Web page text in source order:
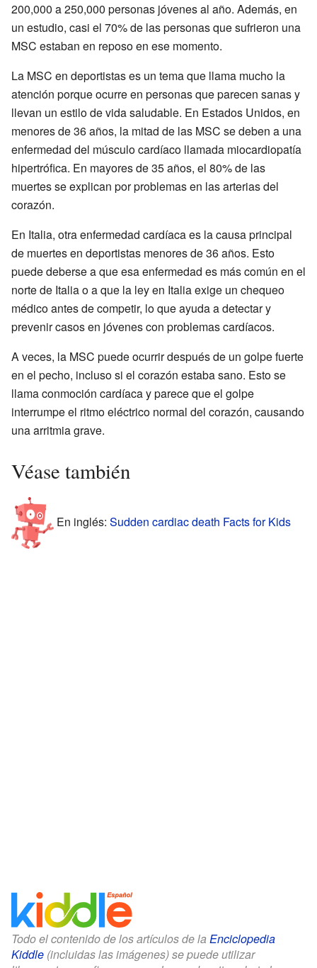
200,000 a 250,000 personas jóvenes al año. Además, en
un estudio, casi el 70% de las personas que sufrieron una
MSC estaban en reposo en ese momento.
La MSC en deportistas es un tema que llama mucho la
atención porque ocurre en personas que parecen sanas y
llevan un estilo de vida saludable. En Estados Unidos, en
menores de 36 años, la mitad de las MSC se deben a una
enfermedad del músculo cardíaco llamada miocardiopatía
hipertrófica. En mayores de 35 años, el 80% de las
muertes se explican por problemas en las arterias del
corazón.
En Italia, otra enfermedad cardíaca es la causa principal
de muertes en deportistas menores de 36 años. Esto
puede deberse a que esa enfermedad es más común en el
norte de Italia o a que la ley en Italia exige un chequeo
médico antes de competir, lo que ayuda a detectar y
prevenir casos en jóvenes con problemas cardíacos.
A veces, la MSC puede ocurrir después de un golpe fuerte
en el pecho, incluso si el corazón estaba sano. Esto se
llama conmoción cardíaca y parece que el golpe
interrumpe el ritmo eléctrico normal del corazón, causando
una arritmia grave.
Véase también
En inglés: Sudden cardiac death Facts for Kids
Todo el contenido de los artículos de la Enciclopedia
Kiddle (incluidas las imágenes) se puede utilizar